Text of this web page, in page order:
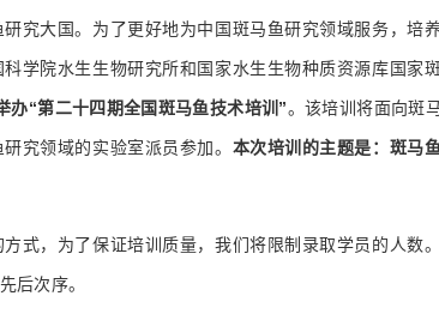
究大国。为了更好地为中国斑马鱼研究领域服务，培
学院水生生物研究所和国家水生生物种质资源库国家
办“第二十四期全国斑马鱼技术培训”。该培训将面向斑
究领域的实验室派员参加。 本次培训的主题是：斑马
式，为了保证培训质量，我们将限制录取学员的人数
后次序。